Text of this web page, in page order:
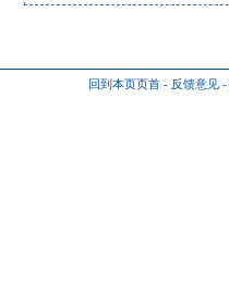
回到本页页首 - 反馈意见 -